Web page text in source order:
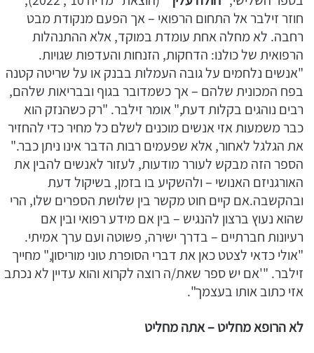
חוזר זילבר אל התחום הרפואי – אך הפעם מנקודת מבט
רחבה. לא מחלה אחת עומדת במוקד, אלא ההתנהלות
הרפואית של כולנו: הדחקות, הזנחות והעדפות שגויות.
"אנשים נלחמים על גובה העמלות בבנק או על שריטה קטנה
בפח המכונית שלהם – אך כשמדובר בגוף ובבריאות שלהם,
רבים נוהגים בקלות דעת," אומר זילבר. "רק כשהנזק הוא
כבר משמעות אזי אנשים מוכנים לשלם כל מחיר כדי להחזיר
את הגלגל לאחור, אלא שפעמים רבות הדבר אינו ניתן כבר."
הספר הזה מבקש לעורר מודעות, לעזור לאנשים להבין את
האורגניזם האנושי – ולהשקיע בו בזמן, בשיקול דעת
ובהקשבה.אם קיים חוט מקשר בין שלושת הספרים שלו, הרי
שהוא נעוץ ברצון להנגיש – בין אם מידע רפואי ובין אם
רעיונות חברתיים – בדרך ישירה, פשוטה ועם ערך אמיתי.
"אולי כדאי לצטט כאן את דברי הסופרת טוני מוריסון," מחייך
זילבר. "'אם יש ספר שאת/ה רוצה לקרוא והוא עדיין לא נכתב
אזי כתוב אותו בעצמך".
לא הרופא מחליט – אתה מחליט